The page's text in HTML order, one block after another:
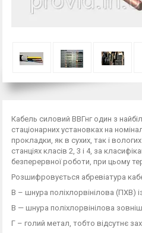
Кабель силовий ВВГнг один з
стаціонарних установках на
прокладки, як в сухих, так і
станціях класів 2, 3 і 4, за
безперервної роботи, при цьому
Розшифровується абревіатура
В – шнура поліхлорвінілова (ПХВ)
В — шнура поліхлорвінілова
Г – голий метал, тобто відсутнє